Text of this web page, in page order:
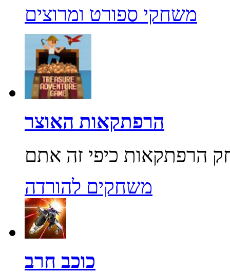
משחקי ספורט ומרוצים
הרפתקאות האוצר
משחקים להורדה
כוכב חרב